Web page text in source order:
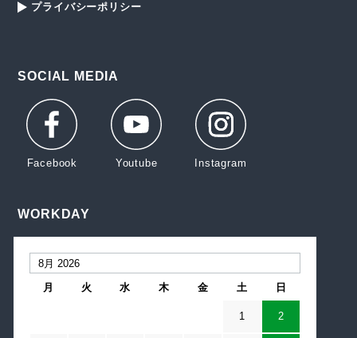
プライバシーポリシー
SOCIAL MEDIA
WORKDAY
月 火 水 木 金 土 日
1 2